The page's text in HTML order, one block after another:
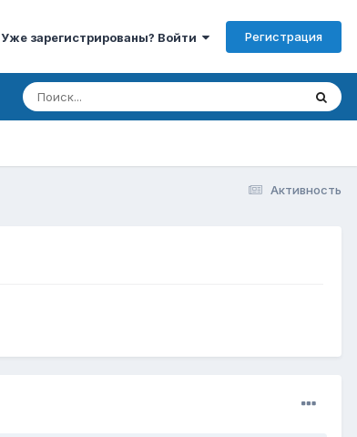
Уже зарегистрированы? Войти Регистрация
Активность